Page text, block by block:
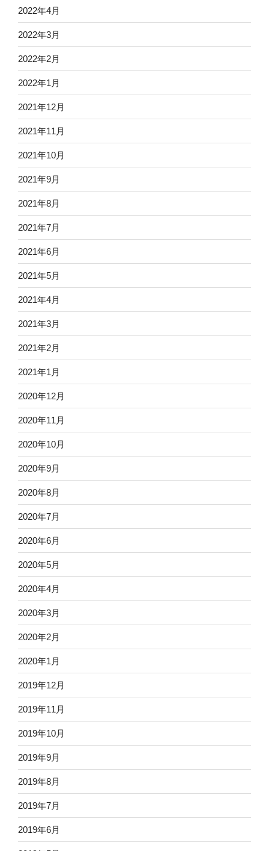
2022年4月
2022年3月
2022年2月
2022年1月
2021年12月
2021年11月
2021年10月
2021年9月
2021年8月
2021年7月
2021年6月
2021年5月
2021年4月
2021年3月
2021年2月
2021年1月
2020年12月
2020年11月
2020年10月
2020年9月
2020年8月
2020年7月
2020年6月
2020年5月
2020年4月
2020年3月
2020年2月
2020年1月
2019年12月
2019年11月
2019年10月
2019年9月
2019年8月
2019年7月
2019年6月